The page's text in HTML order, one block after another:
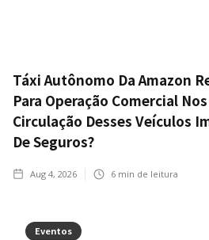
Táxi Autônomo Da Amazon
Para Operação Comercial Nos
Circulação Desses Veículos
De Seguros?
Aug 4, 2026 6 min de leitura
Eventos